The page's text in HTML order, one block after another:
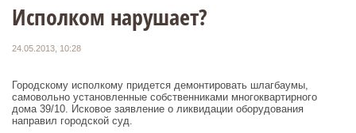
Исполком нарушает?
24.05.2013, 10:28
Городскому исполкому придется демонтировать шлагбаумы,
самовольно установленные собственниками многоквартирного
дома 39/10. Исковое заявление о ликвидации оборудования
направил городской суд.